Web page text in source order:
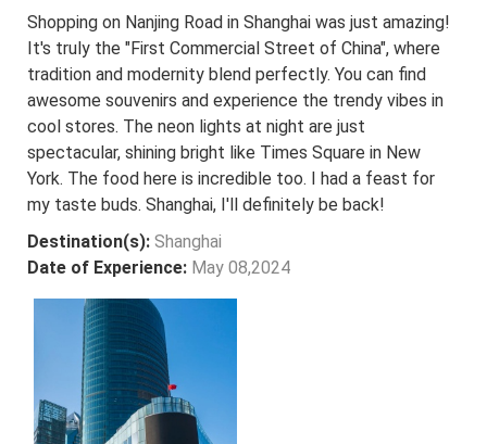
Shopping on Nanjing Road in Shanghai was just amazing!
It's truly the "First Commercial Street of China", where
tradition and modernity blend perfectly. You can find
awesome souvenirs and experience the trendy vibes in
cool stores. The neon lights at night are just
spectacular, shining bright like Times Square in New
York. The food here is incredible too. I had a feast for
my taste buds. Shanghai, I'll definitely be back!
Destination(s): Shanghai
Date of Experience: May 08,2024